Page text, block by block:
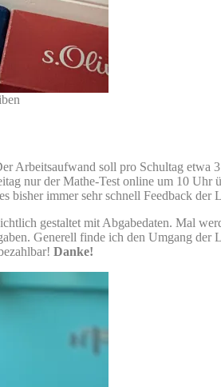
soll pro Schultag etwa
nur der Mathe-Test online um 10
bisher immer sehr schnell Feedback der
gestaltet mit Abgabedaten. Mal
Generell finde ich den Umgang
Danke!